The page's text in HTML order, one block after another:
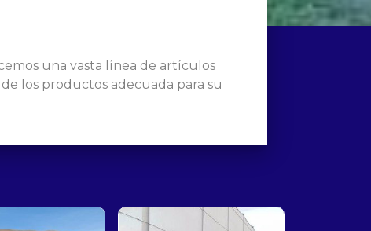
una vasta línea de artículos
los productos adecuada para su